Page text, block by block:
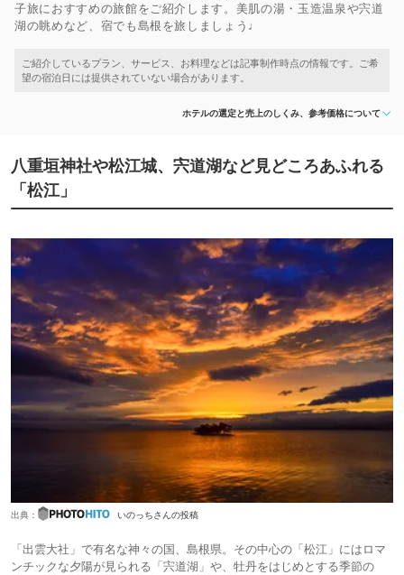
子旅におすすめの旅館をご紹介します。美肌の湯・玉造温泉や宍道
湖の眺めなど、宿でも島根を旅しましょう♩
ホテルの選定と売上のしくみ、参考価格について
八重垣神社や松江城、宍道湖など見どころあふれる
「松江」
出典： いのっちさんの投稿
「出雲大社」で有名な神々の国、島根県。その中心の「松江」にはロマ
ンチックな夕陽が見られる「宍道湖」や、牡丹をはじめとする季節の